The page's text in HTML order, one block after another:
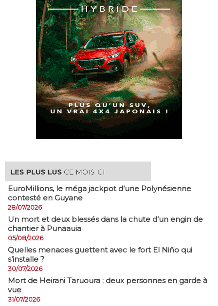
EuroMillions, ​le méga jackpot d’une Polynésienne
contesté en Guyane
28/07/2026
​Un mort et deux blessés dans la chute d’un engin de
chantier à Punaauia
05/08/2026
Quelles menaces guettent avec le fort El Niño qui
s’installe ?
30/07/2026
Mort de Heirani Taruoura : deux personnes en garde à
vue
31/07/2026